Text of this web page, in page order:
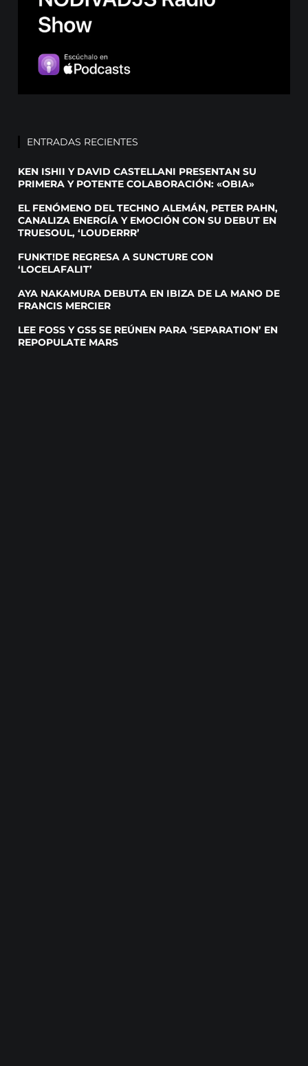
ENTRADAS RECIENTES
KEN ISHII Y DAVID CASTELLANI PRESENTAN SU
PRIMERA Y POTENTE COLABORACIÓN: «OBIA»
EL FENÓMENO DEL TECHNO ALEMÁN, PETER PAHN,
CANALIZA ENERGÍA Y EMOCIÓN CON SU DEBUT EN
TRUESOUL, ‘LOUDERRR’
FUNKT!DE REGRESA A SUNCTURE CON
‘LOCELAFALIT’
AYA NAKAMURA DEBUTA EN IBIZA DE LA MANO DE
FRANCIS MERCIER
LEE FOSS Y GS5 SE REÚNEN PARA ‘SEPARATION’ EN
REPOPULATE MARS